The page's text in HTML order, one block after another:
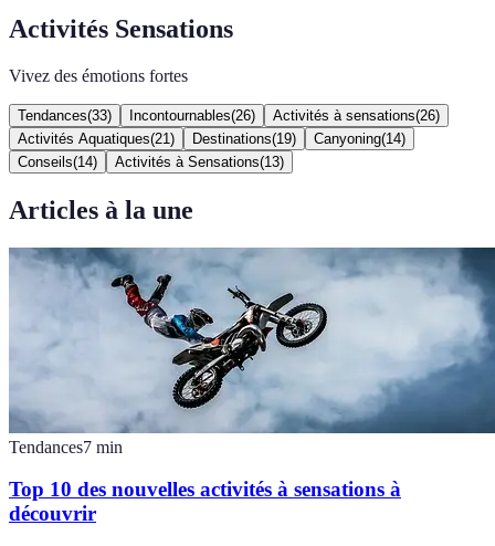
Activités Sensations
Vivez des émotions fortes
Tendances(33) Incontournables(26) Activités à sensations(26)
Activités Aquatiques(21 ) Destinations(19) Canyoning(14)
Conseils(14) Activités à Sensations(13)
Articles à la une
Tendances7 min
Top 10 des nouvelles activités à sensations à
découvrir